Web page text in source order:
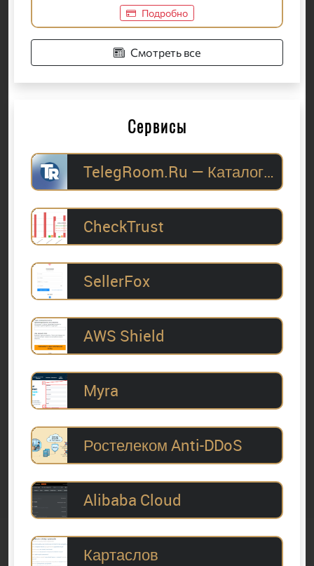
Подробно
Смотреть все
Сервисы
TelegRoom.Ru — Каталог Telegram-каналов для
CheckTrust
SellerFox
AWS Shield
Myra
Ростелеком Anti-DDoS
Alibaba Cloud
Картаслов